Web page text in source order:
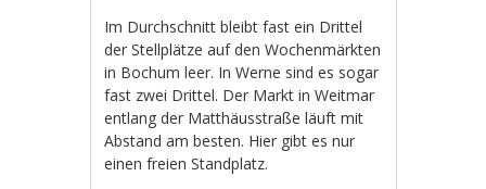
Im Durchschnitt bleibt fast ein Drittel
der Stellplätze auf den Wochenmärkten
in Bochum leer. In Werne sind es sogar
fast zwei Drittel. Der Markt in Weitmar
entlang der Matthäusstraße läuft mit
Abstand am besten. Hier gibt es nur
einen freien Standplatz.